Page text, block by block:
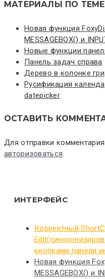
МАТЕРИАЛЫ ПО ТЕМЕ
Новая функция
MESSAGEBOX() и
Новые функции
Панель задач справа
Дерево в колонке
Русификация
datepicker
ОСТАВИТЬ
Для отправки
авторизоваться.
ИНТЕРФЕЙС
Корректный
кнопками панели
Новая функция
MESSAGEBOX() и